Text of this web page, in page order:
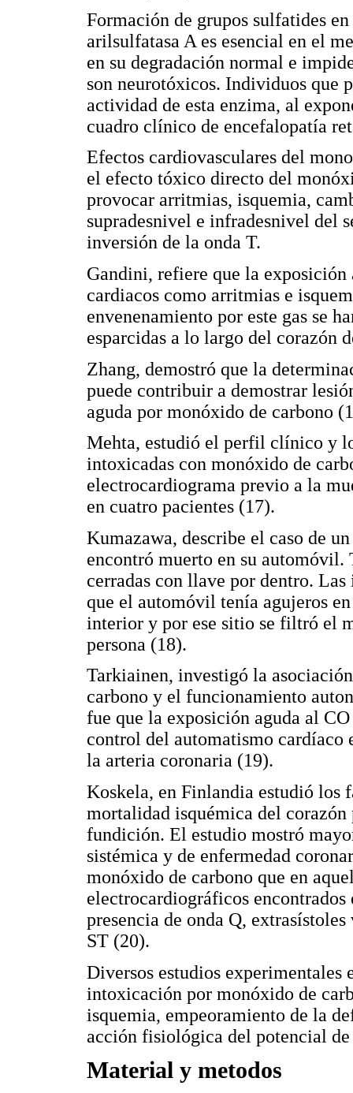
Formación de grupos sulfatides
arilsulfatasa A es esencial en el
en su degradación normal e
son neurotóxicos. Individuos que
actividad de esta enzima, al
cuadro clínico de encefalopatía
Efectos cardiovasculares del
el efecto tóxico directo del
provocar arritmias, isquemia,
supradesnivel e infradesnivel del
inversión de la onda T.
Gandini, refiere que la
cardiacos como arritmias e
envenenamiento por este gas se
esparcidas a lo largo del corazón
Zhang, demostró que la
puede contribuir a demostrar
aguda por monóxido de carbono
Mehta, estudió el perfil clínico y
intoxicadas con monóxido de
electrocardiograma previo a la
en cuatro pacientes (17).
Kumazawa, describe el caso de
encontró muerto en su automóvil.
cerradas con llave por dentro.
que el automóvil tenía agujeros
interior y por ese sitio se filtró el
persona (18).
Tarkiainen, investigó la
carbono y el funcionamiento
fue que la exposición aguda al
control del automatismo cardíaco
la arteria coronaria (19).
Koskela, en Finlandia estudió los
mortalidad isquémica del corazón
fundición. El estudio mostró
sistémica y de enfermedad
monóxido de carbono que en
electrocardiográficos
presencia de onda Q,
ST (20).
Diversos estudios experimentales
intoxicación por monóxido de
isquemia, empeoramiento de la
acción fisiológica del potencial
Material y metodos